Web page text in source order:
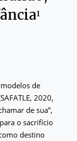
de
2020,
de sua”,
o sacrifício
destino